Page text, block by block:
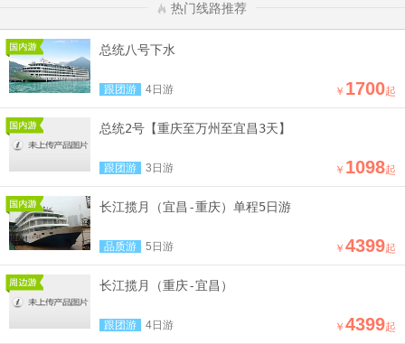
热门线路推荐
总统八号下水
跟团游 4日游 ￥ 1700起
总统2号【重庆至万州至宜昌3天】
跟团游 3日游 ￥ 1098起
长江揽月（宜昌-重庆）单程5日游
品质游 5日游 ￥ 4399起
长江揽月（重庆-宜昌）
跟团游 4日游 ￥ 4399起